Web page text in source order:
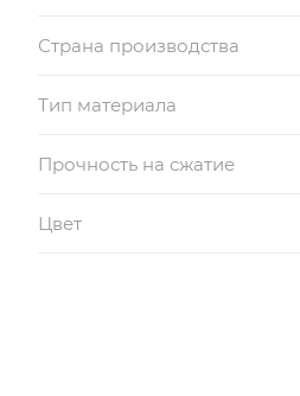
Страна производства
Тип материала
Прочность на сжатие
Цвет